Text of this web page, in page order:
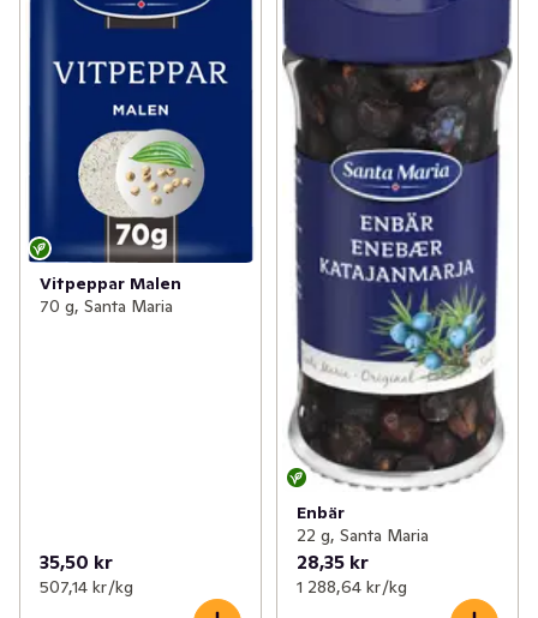
Vitpeppar Malen
70 g, Santa Maria
35,50 kr
507,14 kr /kg
Enbär
22 g, Santa Maria
28,35 kr
1 288,64 kr /kg